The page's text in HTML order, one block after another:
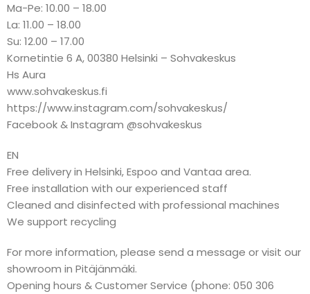
Ma-Pe: 10.00 – 18.00
La: 11.00 – 18.00
Su: 12.00 – 17.00
Kornetintie 6 A, 00380 Helsinki – Sohvakeskus
Hs Aura
www.sohvakeskus.fi
https://www.instagram.com/sohvakeskus/
Facebook & Instagram @sohvakeskus
EN
Free delivery in Helsinki, Espoo and Vantaa area.
Free installation with our experienced staff
Cleaned and disinfected with professional machines
We support recycling
For more information, please send a message or visit our
showroom in Pitäjänmäki.
Opening hours & Customer Service (phone: 050 306